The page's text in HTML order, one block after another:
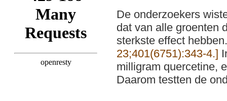
De onderzoekers
dat van alle groenten
sterkste effect
23;401(6751):343-4.]
milligram quercetine,
Daarom testten de